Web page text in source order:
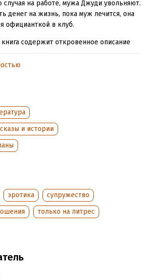
случая на работе, мужа Джуди увольняют.
денег на жизнь, пока муж лечится, она
официанткой в клуб.
содержит откровенное описание
2020
19 марта 2020
и истории
эротика
супружество
только на литрес